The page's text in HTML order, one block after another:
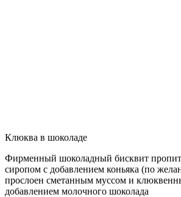
Клюква в шоколаде
Фирменный шоколадный бисквит
сиропом с добавлением коньяка (по
прослоен сметанным муссом и
добавлением молочного шоколада